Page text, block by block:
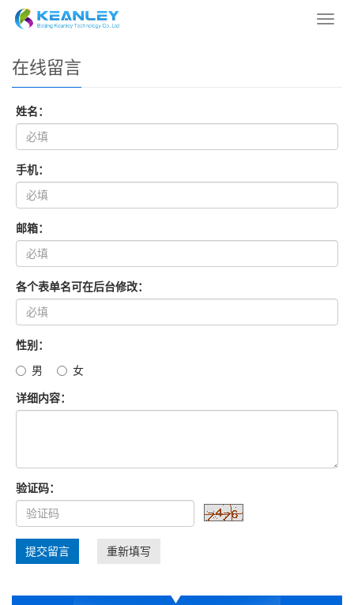
导
您的位置：网站首页
在线留言
姓名：
手机：
邮箱：
各个表单名可在后台修改：
性别：
男
女
详细内容：
验证码：
提交留言 重新填写